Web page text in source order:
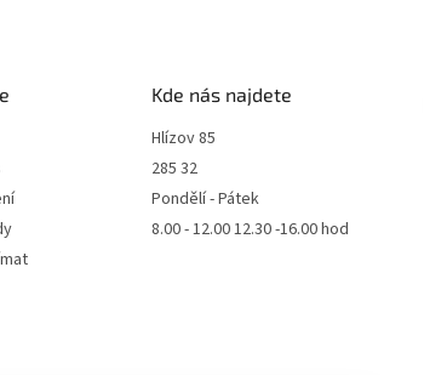
Kde nás najdete
Hlízov 85
285 32
Pondělí - Pátek
8.00 - 12.00 12.30 -16.00 hod